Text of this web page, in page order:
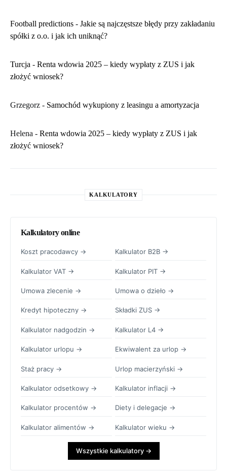
Football predictions - Jakie są najczęstsze błędy przy zakładaniu
spółki z o.o. i jak ich uniknąć?
Turcja - Renta wdowia 2025 – kiedy wypłaty z ZUS i jak
złożyć wniosek?
Grzegorz - Samochód wykupiony z leasingu a amortyzacja
Helena - Renta wdowia 2025 – kiedy wypłaty z ZUS i jak
złożyć wniosek?
KALKULATORY
Kalkulatory online
Koszt pracodawcy → Kalkulator B2B →
Kalkulator VAT → Kalkulator PIT →
Umowa zlecenie → Umowa o dzieło →
Kredyt hipoteczny → Składki ZUS →
Kalkulator nadgodzin → Kalkulator L4 →
Kalkulator urlopu → Ekwiwalent za urlop →
Staż pracy → Urlop macierzyński →
Kalkulator odsetkowy → Kalkulator inflacji →
Kalkulator procentów → Diety i delegacje →
Kalkulator alimentów → Kalkulator wieku →
Wszystkie kalkulatory →